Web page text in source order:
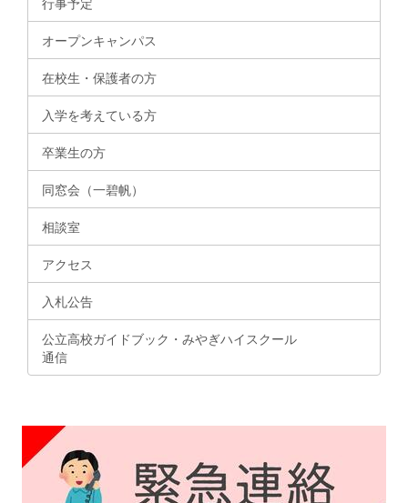
オープンキャンパス
在校生・保護者の方
入学を考えている方
卒業生の方
同窓会（一碧帆）
相談室
アクセス
入札公告
公立高校ガイドブック・みやぎハイスクール
通信